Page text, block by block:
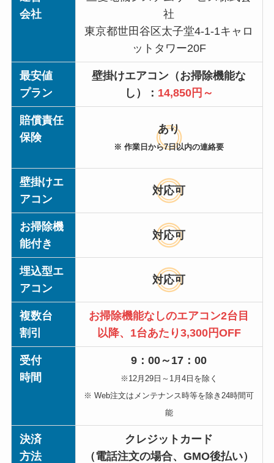
会社
社
東京都世田谷区太子堂4-1-1キャロ
ットタワー20F
最安値
プラン
壁掛けエアコン（お掃除機能な
し）： 14,850円～
賠償責任
保険
あり
※ 作業日から7日以内の連絡要
壁掛けエ
アコン
対応可
お掃除機
能付き
対応可
埋込型エ
アコン
対応可
複数台
割引
お掃除機能なしのエアコン2台目
以降、1台あたり3,300円OFF
受付
時間
9：00～17：00
※12月29日～1月4日を除く
※ Web注文はメンテナンス時等を除き24時間可
能
決済
方法
クレジットカード
（電話注文の場合、GMO後払い）